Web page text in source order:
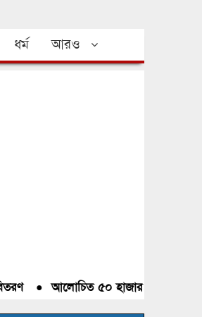
ধর্ম আরও
● আলোচিত ৫০ হাজার পিস ইয়াবা